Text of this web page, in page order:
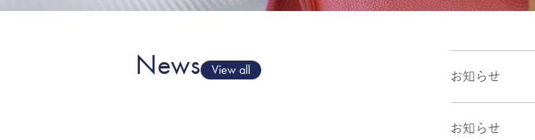
News View all お知らせ
お知らせ